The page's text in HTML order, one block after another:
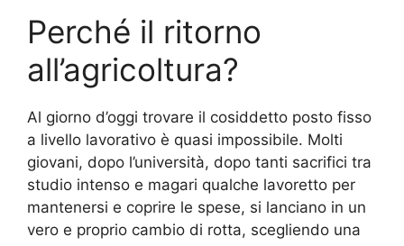
Perché il ritorno
all’agricoltura?
Al giorno d’oggi trovare il cosiddetto posto fisso
a livello lavorativo è quasi impossibile. Molti
giovani, dopo l’università, dopo tanti sacrifici tra
studio intenso e magari qualche lavoretto per
mantenersi e coprire le spese, si lanciano in un
vero e proprio cambio di rotta, scegliendo una